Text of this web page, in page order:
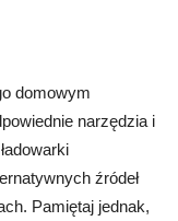
domowym
narzędzia i
źródeł
Pamiętaj jednak,